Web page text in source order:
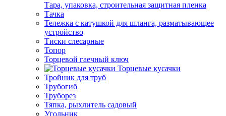
Тара, упаковка, строительная защитная пленка
Тачка
Тележка с катушкой для шланга, разматывающее
устройство
Тиски слесарные
Топор
Торцевой гаечный ключ
Торцевые кусачки
Тройник для труб
Трубогиб
Труборез
Тяпка, рыхлитель садовый
Угольник